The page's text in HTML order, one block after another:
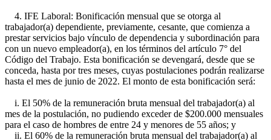
4. IFE Laboral: Bonificación mensual que se otorga al
trabajador(a) dependiente, previamente, cesante, que comienza a
prestar servicios bajo vínculo de dependencia y subordinación para
con un nuevo empleador(a), en los términos del artículo 7° del
Código del Trabajo. Esta bonificación se devengará, desde que se
conceda, hasta por tres meses, cuyas postulaciones podrán realizarse
hasta el mes de junio de 2022. El monto de esta bonificación será:
i. El 50% de la remuneración bruta mensual del trabajador(a) al
mes de la postulación, no pudiendo exceder de $200.000 mensuales
para el caso de hombres de entre 24 y menores de 55 años; y
ii. El 60% de la remuneración bruta mensual del trabajador(a) al